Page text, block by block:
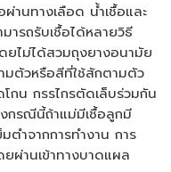
านทางเลือด น้ำเชื้อและ
ารถรับเชื้อได้หลายวิธี
ไม่ได้สวมถุงยางอนามัย
มตัวหรือสีที่ใช้สักตามตัว
กน กรรไกรตัดเล็บร่วมกัน
กรณีนี้ถ้าแม่มีเชื้อลูกมี
ตำจากการทำงาน การ
ผ่านเข้าทางบาดแผล